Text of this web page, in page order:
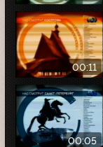
00:11
00:05